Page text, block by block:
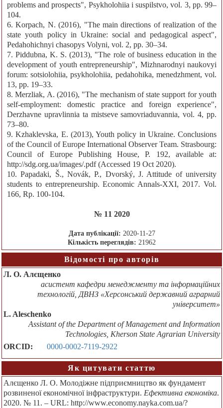
problems and prospects", Psykholohiia i suspilstvo, vol. 3, pp. 99–
104.
6. Korpach, N. (2016), "The main directions of realization of the
state youth policy in Ukraine: social and pedagogical aspect",
Pedahohichnyi chasopys Volyni, vol. 2, pp. 30–34.
7. Piddubna, K. S. (2013), "The role of business education in the
development of youth entrepreneurship", Mizhnarodnyi naukovyi
forum: sotsiolohiia, psykholohiia, pedahohika, menedzhment, vol.
13, pp. 19–33.
8. Merzliak, A. (2016), "The mechanism of state support for youth
self-employment: domestic practice and foreign experience",
Derzhavne upravlinnia ta mistseve samovriaduvannia, vol. 4, pp.
73–80.
9. Kzhaklevska, E. (2013), Youth policy in Ukraine. Conclusions
of the Council of Europe International Observer Team. Strasbourg:
Council of Europe Publishing House, P. 192, available at:
http://sdg.org.ua/images/.pdf (Accessed 19 Oct 2020).
10. Papadaki, Š., Novák, P., Dvorský, J. Attitude of university
students to entrepreneurship. Economic Annals-XXI, 2017. Vol.
166, Rp. 100-104.
№ 11 2020
Дата публікації: 2020-11-27
Кількість переглядів: 21962
Відомості про авторів
Л. О. Алєщенко
асистент кафедри менеджменту та інформаційних
технологій, ДВНЗ «Херсонський державний аграрний
університет»
L. Aleschenko
Assistant of the Department of Management and Information
Technologies, Kherson State Agrarian University
ORCID:
0000-0002-7119-2922
Як цитувати статтю
Алєщенко Л. О. Молодіжне підприємництво як фундамент
розвиненої економічної інфраструктури. Ефективна економіка.
2020. № 11. – URL: http://www.economy.nayka.com.ua/?